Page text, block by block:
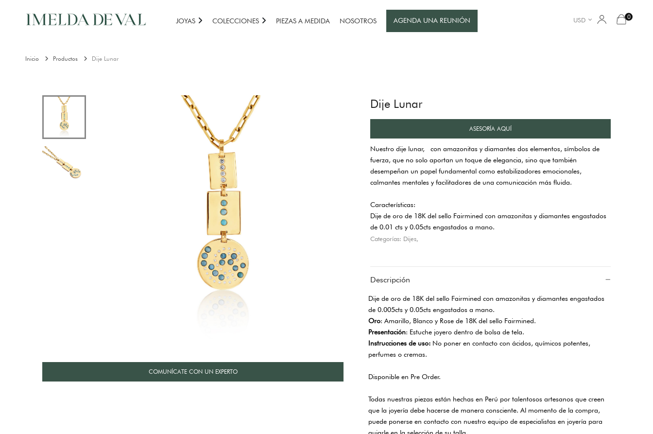
JOYAS COLECCIONES PIEZAS A MEDIDA NOSOTROS AGENDA UNA REUNIÓN USD 0
Inicio Productos Dije Lunar
COMUNÍCATE CON UN EXPERTO
Dije Lunar
ASESORÍA AQUÍ
Nuestro dije lunar, con amazonitas y diamantes dos elementos, símbolos de
fuerza, que no solo aportan un toque de elegancia, sino que también
desempeñan un papel fundamental como estabilizadores emocionales,
calmantes mentales y facilitadores de una comunicación más fluida.
Características:
Dije de oro de 18K del sello Fairmined con amazonitas y diamantes engastados
de 0.01 cts y 0.05cts engastados a mano.
Categorías: Dijes,
Descripción
Dije de oro de 18K del sello Fairmined con amazonitas y diamantes engastados
de 0.005cts y 0.05cts engastados a mano.
Oro: Amarillo, Blanco y Rose de 18K del sello Fairmined.
Presentación: Estuche joyero dentro de bolsa de tela.
Instrucciones de uso: No poner en contacto con ácidos, químicos potentes,
perfumes o cremas.
Disponible en Pre Order.
Todas nuestras piezas están hechas en Perú por talentosos artesanos que creen
que la joyería debe hacerse de manera consciente. Al momento de la compra,
puede ponerse en contacto con nuestro equipo de especialistas en joyería para